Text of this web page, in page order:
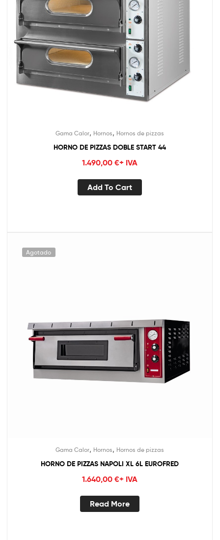
Gama Calor, Hornos, Hornos de pizzas
HORNO DE PIZZAS DOBLE START 44
1.490,00 €+ IVA
Add To Cart
Agotado
Gama Calor, Hornos, Hornos de pizzas
HORNO DE PIZZAS NAPOLI XL 6L EUROFRED
1.640,00 €+ IVA
Read More